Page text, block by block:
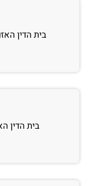
בית הדין
בית הדין